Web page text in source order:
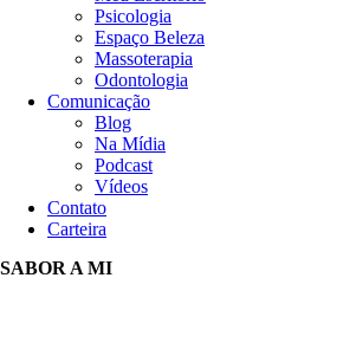
Psicologia
Espaço Beleza
Massoterapia
Odontologia
Comunicação
Blog
Na Mídia
Podcast
Vídeos
Contato
Carteira
SABOR A MI